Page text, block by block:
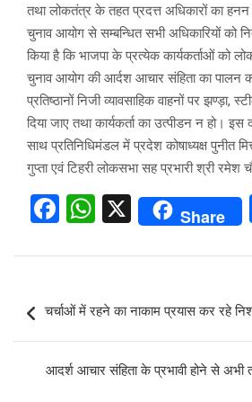
तथा लोकतंत्र के तहत प्रदत्त अधिकारों का हनन
चुनाव आयोग से सम्बन्धित सभी अधिकारियों को
किया है कि भाजपा के प्रत्येक कार्यकर्ताओं को
चुनाव आयोग की आर्दश आचार संहिता का पालन
प्रतिष्ठानों निजी व्यावसाहिक वाहनों पर झण्ड़ा,
दिया जाए तथा कार्यकर्ता का उत्पीडन न हो। इस
साथ प्रतिनिधिमंडल में प्रदेश कोषाध्यक्ष पुनीत
गुप्ता एवं टिहरी लोकसभा सह प्रभारी श्री रमेश
F
ce
b
o
o
k
W
at
s
A
p
p
X Share
navigation
चर्चाओं में रहने का नाकाम प्रयास कर रहे
आदर्श आचार संहिता के प्रभावी होने से